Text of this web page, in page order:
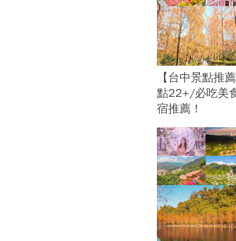
【台中景點推
點22+/必吃美
宿推薦！